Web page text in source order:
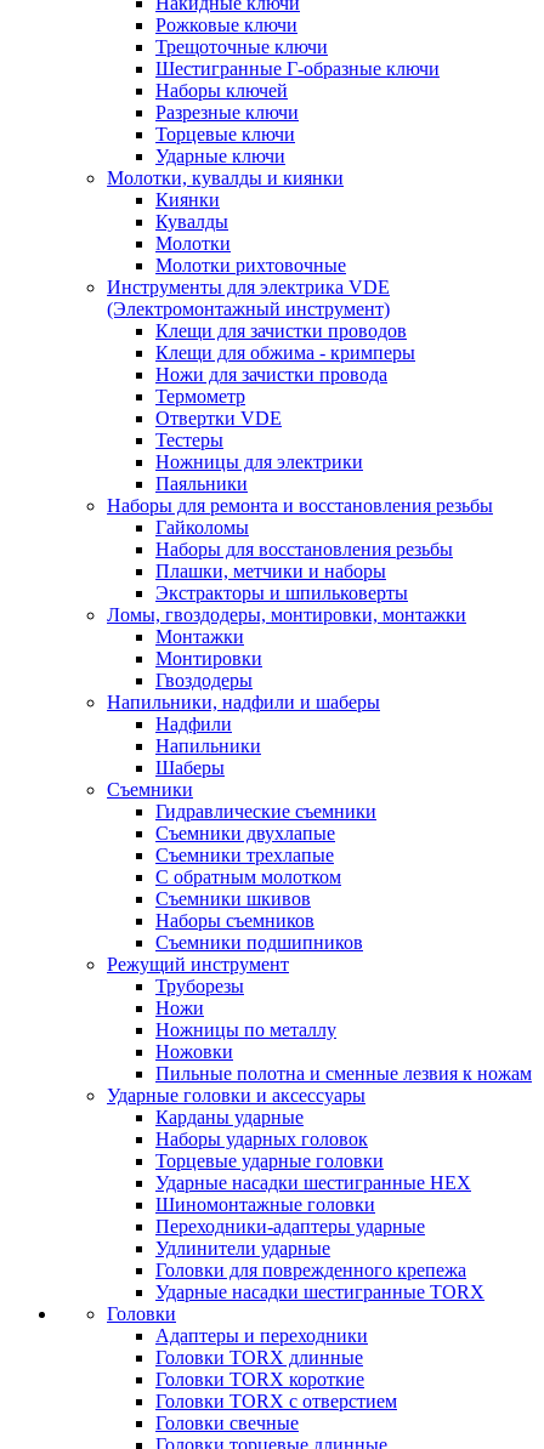
Рожковые ключи
Трещоточные ключи
Шестигранные Г-образные ключи
Наборы ключей
Разрезные ключи
Торцевые ключи
Ударные ключи
Молотки, кувалды и киянки
Киянки
Кувалды
Молотки
Молотки рихтовочные
Инструменты для электрика VDE
(Электромонтажный инструмент)
Клещи для зачистки проводов
Клещи для обжима - кримперы
Ножи для зачистки провода
Термометр
Отвертки VDE
Тестеры
Ножницы для электрики
Паяльники
Наборы для ремонта и восстановления резьбы
Гайколомы
Наборы для восстановления резьбы
Плашки, метчики и наборы
Экстракторы и шпильковерты
Ломы, гвоздодеры, монтировки, монтажки
Монтажки
Монтировки
Гвоздодеры
Напильники, надфили и шаберы
Надфили
Напильники
Шаберы
Съемники
Гидравлические съемники
Съемники двухлапые
Съемники трехлапые
С обратным молотком
Съемники шкивов
Наборы съемников
Съемники подшипников
Режущий инструмент
Труборезы
Ножи
Ножницы по металлу
Ножовки
Пильные полотна и сменные лезвия к ножам
Ударные головки и аксессуары
Карданы ударные
Наборы ударных головок
Торцевые ударные головки
Ударные насадки шестигранные HEX
Шиномонтажные головки
Переходники-адаптеры ударные
Удлинители ударные
Головки для поврежденного крепежа
Ударные насадки шестигранные TORX
Головки
Адаптеры и переходники
Головки TORX длинные
Головки TORX короткие
Головки TORX с отверстием
Головки свечные
Головки торцевые длинные